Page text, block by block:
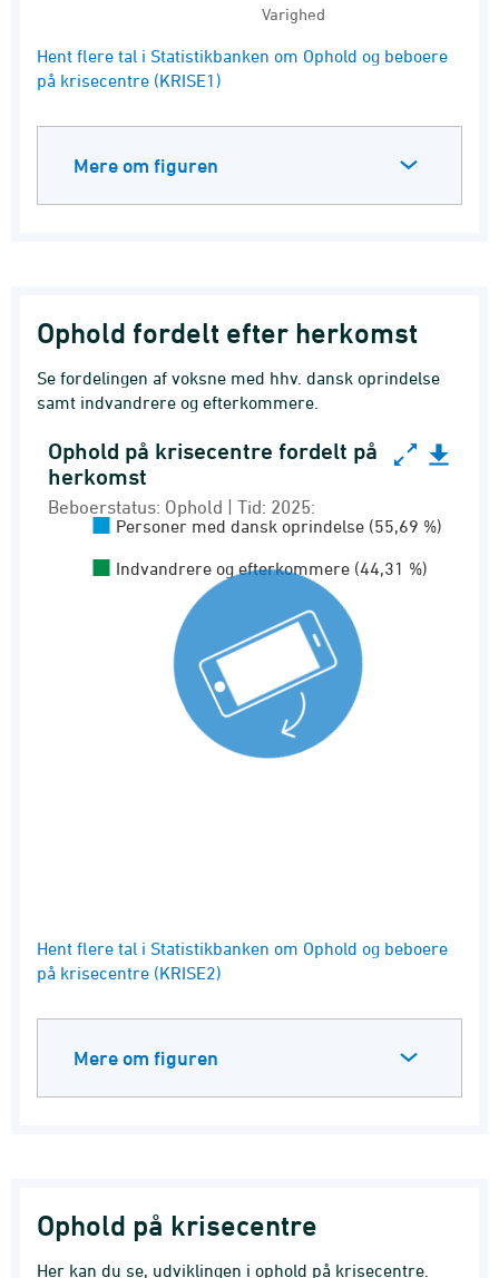
Varighed
End of interactive chart.
Hent flere tal i Statistikbanken om Ophold og beboere
på krisecentre (KRISE1)
Mere om figuren
Ophold fordelt efter herkomst
Se fordelingen af voksne med hhv. dansk oprindelse
samt indvandrere og efterkommere.
Ophold på krisecentre fordelt på herkomst
Pie chart with 2 slices.
Beboerstatus: Ophold | Tid: 2025:
Ophold og beboere på krisecentre
View as data table, Ophold på krisecentre
Ophold på krisecentre fordelt på
herkomst
Beboerstatus: Ophold | Tid: 2025:
Personer med dansk oprindelse (55,69 %)
Indvandrere og efterkommere (44,31 %)
End of interactive chart.
Hent flere tal i Statistikbanken om Ophold og beboere
på krisecentre (KRISE2)
Mere om figuren
Ophold på krisecentre
Her kan du se, udviklingen i ophold på krisecentre.